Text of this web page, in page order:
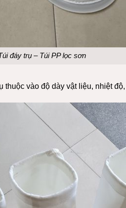
đáy trụ – Túi PP lọc sơn
vào độ dày vật liệu, nhiệt